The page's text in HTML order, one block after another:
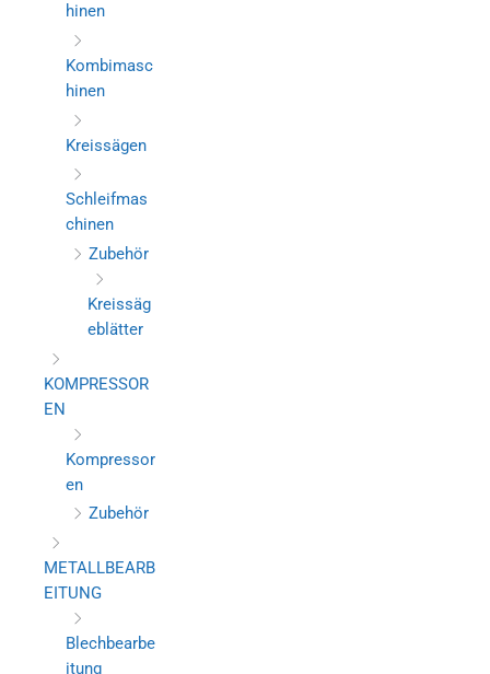
hinen
Kombimasc
hinen
Kreissägen
Schleifmas
chinen
Zubehör
Kreissäg
eblätter
KOMPRESSOR
EN
Kompressor
en
Zubehör
METALLBEARB
EITUNG
Blechbearbe
itung